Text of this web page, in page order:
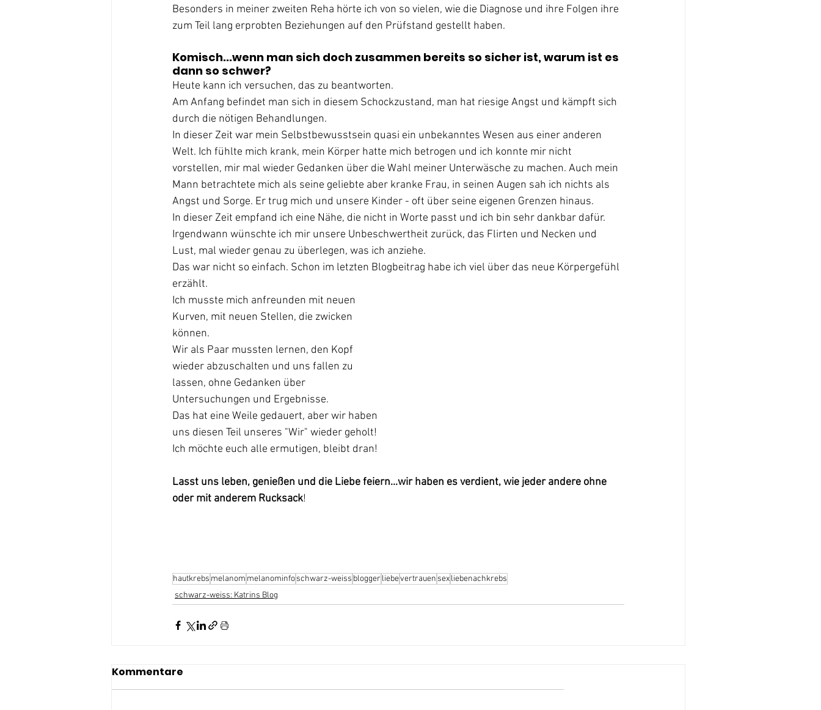
Besonders in meiner zweiten Reha hörte ich von so vielen, wie die Diagnose und ihre Folgen ihre
zum Teil lang erprobten Beziehungen auf den Prüfstand gestellt haben.
Komisch...wenn man sich doch zusammen bereits so sicher ist, warum ist es
dann so schwer?
Heute kann ich versuchen, das zu beantworten.
Am Anfang befindet man sich in diesem Schockzustand, man hat riesige Angst und kämpft sich
durch die nötigen Behandlungen.
In dieser Zeit war mein Selbstbewusstsein quasi ein unbekanntes Wesen aus einer anderen
Welt. Ich fühlte mich krank, mein Körper hatte mich betrogen und ich konnte mir nicht
vorstellen, mir mal wieder Gedanken über die Wahl meiner Unterwäsche zu machen. Auch mein
Mann betrachtete mich als seine geliebte aber kranke Frau, in seinen Augen sah ich nichts als
Angst und Sorge. Er trug mich und unsere Kinder - oft über seine eigenen Grenzen hinaus.
In dieser Zeit empfand ich eine Nähe, die nicht in Worte passt und ich bin sehr dankbar dafür.
Irgendwann wünschte ich mir unsere Unbeschwertheit zurück, das Flirten und Necken und
Lust, mal wieder genau zu überlegen, was ich anziehe.
Das war nicht so einfach. Schon im letzten Blogbeitrag habe ich viel über das neue Körpergefühl
erzählt.
Ich musste mich anfreunden mit neuen
Kurven, mit neuen Stellen, die zwicken
können.
Wir als Paar mussten lernen, den Kopf
wieder abzuschalten und uns fallen zu
lassen, ohne Gedanken über
Untersuchungen und Ergebnisse.
Das hat eine Weile gedauert, aber wir haben
uns diesen Teil unseres "Wir" wieder geholt!
Ich möchte euch alle ermutigen, bleibt dran!
Lasst uns leben, genießen und die Liebe feiern...wir haben es verdient, wie jeder andere ohne
oder mit anderem Rucksack!
hautkrebs melanom melanominfoschwarz-weiss blogger liebevertrauen sexliebenachkrebs
schwarz-weiss: Katrins Blog
Kommentare